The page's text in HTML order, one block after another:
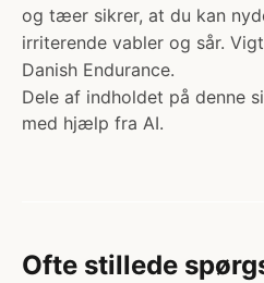
og tæer sikrer, at du kan
irriterende vabler og sår.
Danish Endurance.
Dele af indholdet på denne
med hjælp fra AI.
Ofte stillede